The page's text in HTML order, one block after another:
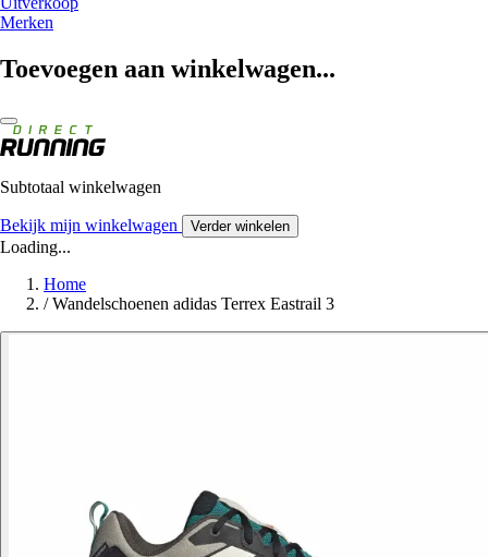
Merken
Toevoegen aan winkelwagen...
Subtotaal winkelwagen
Bekijk mijn winkelwagen Verder winkelen
Loading...
Home
/ Wandelschoenen adidas Terrex Eastrail 3